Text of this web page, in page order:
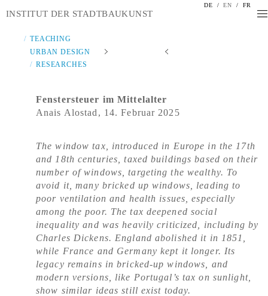
DE / EN / FR
INSTITUT DER STADTBAUKUNST
TEACHING
URBAN DESIGN
RESEARCHES
Fenstersteuer im Mittelalter
Anais Alostad, 14. Februar 2025
The window tax, introduced in Europe in the 17th
and 18th centuries, taxed buildings based on their
number of windows, targeting the wealthy. To
avoid it, many bricked up windows, leading to
poor ventilation and health issues, especially
among the poor. The tax deepened social
inequality and was heavily criticized, including by
Charles Dickens. England abolished it in 1851,
while France and Germany kept it longer. Its
legacy remains in bricked-up windows, and
modern versions, like Portugal’s tax on sunlight,
show similar ideas still exist today.